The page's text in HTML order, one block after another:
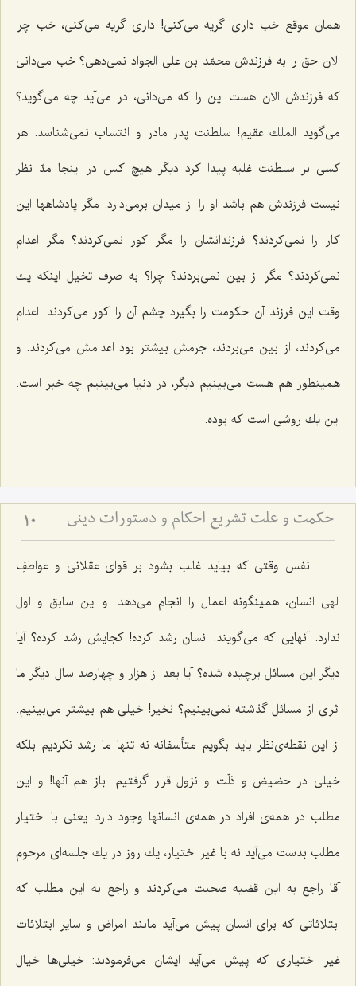
همان موقع خب داری گریه می‌كنی! داری گریه می‌كنی، خب چرا
الان حق را به فرزندش محمّد بن علی الجواد نمی‌دهی؟ خب می‌دانی
كه فرزندش الان هست این را كه می‌دانی، در می‌آید چه می‌گوید؟
می‌گوید الملك عقیم! سلطنت پدر مادر و انتساب نمی‌شناسد. هر
كسی بر سلطنت غلبه پیدا كرد دیگر هیچ كس در اینجا مدّ نظر
نیست فرزندش هم باشد او را از میدان برمی‌دارد. مگر پادشاهها این
كار را نمی‌كردند؟ فرزندانشان را مگر كور نمی‌كردند؟ مگر اعدام
نمی‌كردند؟ مگر از بین نمی‌بردند؟ چرا؟ به صرف تخیل اینكه یك
وقت این فرزند آن حكومت را بگیرد چشم آن را كور می‌كردند. اعدام
می‌كردند، از بین می‌بردند، جرمش بیشتر بود اعدامش می‌كردند. و
همینطور هم هست می‌بینیم دیگر، در دنیا می‌بینیم چه خبر است.
این یك روشی است كه بوده.
حکمت و علت تشریع احکام و دستورات دینی 10
نفس وقتی كه بیاید غالب بشود بر قوای عقلانی و عواطفِ
الهی انسان، همینگونه اعمال را انجام می‌دهد. و این سابق و اول
ندارد. آنهایی كه می‌گویند: انسان رشد كرده! كجایش رشد كرده؟ آیا
دیگر این مسائل برچیده شده؟ آیا بعد از هزار و چهارصد سال دیگر ما
اثری از مسائل گذشته نمی‌بینیم؟ نخیر! خیلی هم بیشتر می‌بینیم.
از این نقطه‌ی‌نظر باید بگویم متأسفانه نه تنها ما رشد نكردیم بلكه
خیلی در حضیض و ذلّت و نزول قرار گرفتیم. باز هم آنها! و این
مطلب در همه‌ی افراد در همه‌ی انسانها وجود دارد. یعنی با اختیار
مطلب بدست می‌آید نه با غیر اختیار، یك روز در یك جلسه‌ای مرحوم
آقا راجع به این قضیه صحبت می‌كردند و راجع به این مطلب كه
ابتلائاتی كه برای انسان پیش می‌آید مانند امراض و سایر ابتلائات
غیر اختیاری كه پیش می‌آید ایشان می‌فرمودند: خیلی‌ها خیال